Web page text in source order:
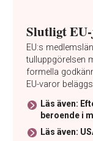
Slutligt
EU:s
tulluppgörelsen
formella
EU-varor
Läs även:
beroende i
Läs även: